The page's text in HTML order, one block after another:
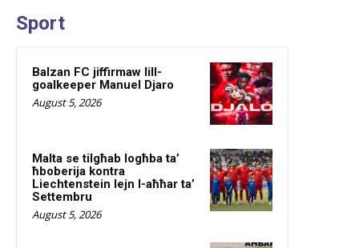
Sport
Balzan FC jiffirmaw lill-
goalkeeper Manuel Djaro
August 5, 2026
Malta se tilgħab logħba ta’
ħboberija kontra
Liechtenstein lejn l-aħħar ta’
Settembru
August 5, 2026